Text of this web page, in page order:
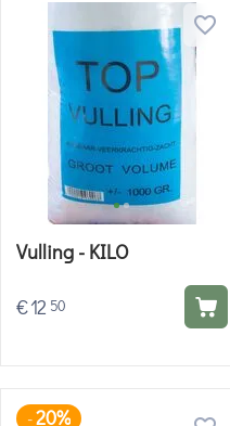
Vulling - KILO
€12 50
-20%